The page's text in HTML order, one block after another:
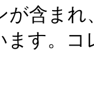
が含ま
す。